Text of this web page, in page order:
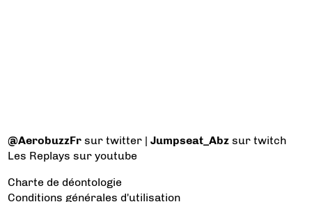
@AerobuzzFr sur twitter |Jumpseat_Abz sur twitch
Les Replays sur youtube
Charte de déontologie
Conditions générales d'utilisation